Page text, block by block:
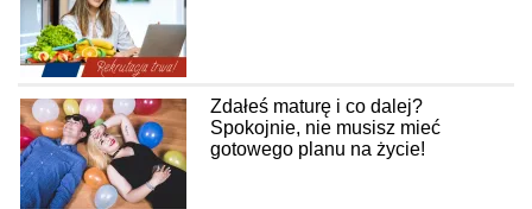
Zdałeś maturę i co dalej?
Spokojnie, nie musisz mieć
gotowego planu na życie!